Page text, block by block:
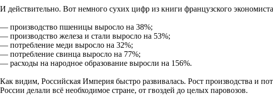
И действительно. Вот немного сухих цифр из книги французского
— производство пшеницы выросло на 38%;
— производство железа и стали выросло на 53%;
— потребление меди выросло на 32%;
— потребление свинца выросло на 77%;
— расходы на народное образование выросли на 156%.
Как видим, Российская Империя быстро развивалась. Рост производства и
России делали всё необходимое стране, от гвоздей до целых паровозов.